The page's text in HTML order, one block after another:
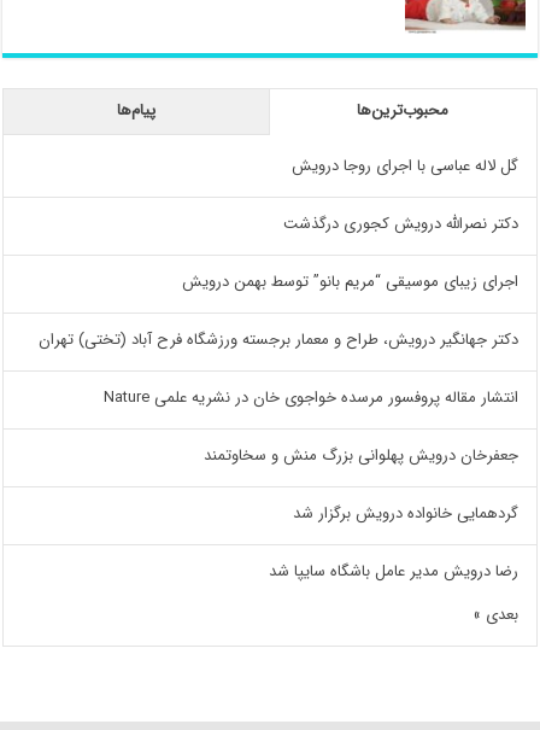
محبوب‌ترین‌ها پیام‌ها
گل لاله عباسی با اجرای روجا درویش
دکتر نصرالله درویش کجوری درگذشت
اجرای زیبای موسیقی “مریم بانو” توسط بهمن درویش
دکتر جهانگیر درویش، طراح و معمار برجسته ورزشگاه فرح آباد (تختی) تهران
انتشار مقاله پروفسور مرسده خواجوی خان در نشریه علمی Nature
جعفرخان درویش پهلوانی بزرگ منش و سخاوتمند
گردهمایی خانواده درویش برگزار شد
رضا درویش مدیر عامل باشگاه سایپا شد
بعدی »